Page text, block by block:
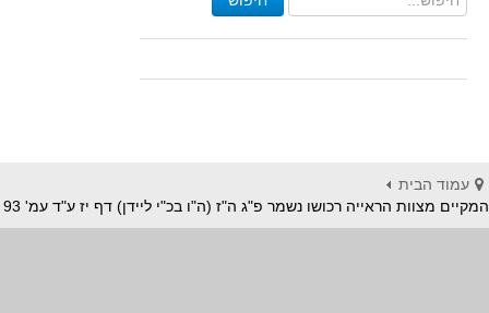
עמוד הבית
המקיים מצוות הראייה רכושו נשמר פ"ג ה"ז (ה"ו בכ"י ליידן) דף יז ע"ד עמ' 93